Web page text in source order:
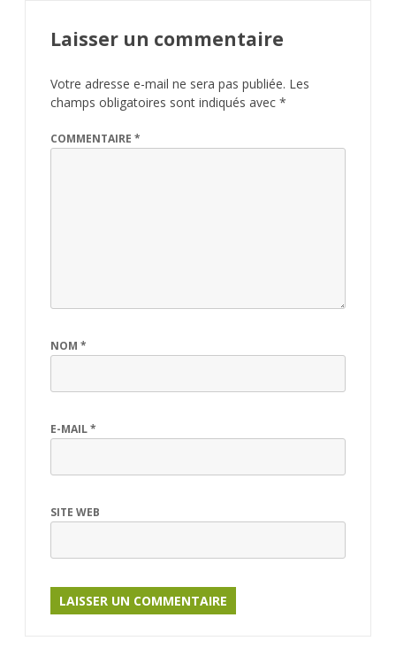
Laisser un commentaire
Votre adresse e-mail ne sera pas publiée. Les
champs obligatoires sont indiqués avec *
COMMENTAIRE *
NOM *
E-MAIL*
SITE WEB